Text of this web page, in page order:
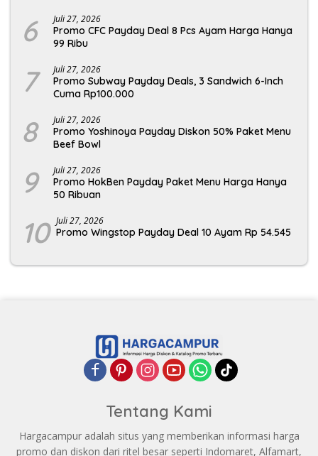
6 Juli 27, 2026
Promo CFC Payday Deal 8 Pcs Ayam Harga Hanya
99 Ribu
7 Juli 27, 2026
Promo Subway Payday Deals, 3 Sandwich 6-Inch
Cuma Rp100.000
8 Juli 27, 2026
Promo Yoshinoya Payday Diskon 50% Paket Menu
Beef Bowl
9 Juli 27, 2026
Promo HokBen Payday Paket Menu Harga Hanya
50 Ribuan
10 Juli 27, 2026
Promo Wingstop Payday Deal 10 Ayam Rp 54.545
Tentang Kami
Hargacampur adalah situs yang memberikan informasi harga
promo dan diskon dari ritel besar seperti Indomaret, Alfamart,